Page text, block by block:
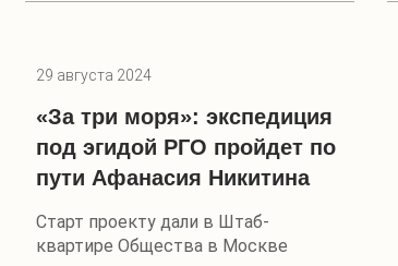
29 августа 2024
«За три моря»: экспедиция
под эгидой РГО пройдет по
пути Афанасия Никитина
Старт проекту дали в Штаб-
квартире Общества в Москве